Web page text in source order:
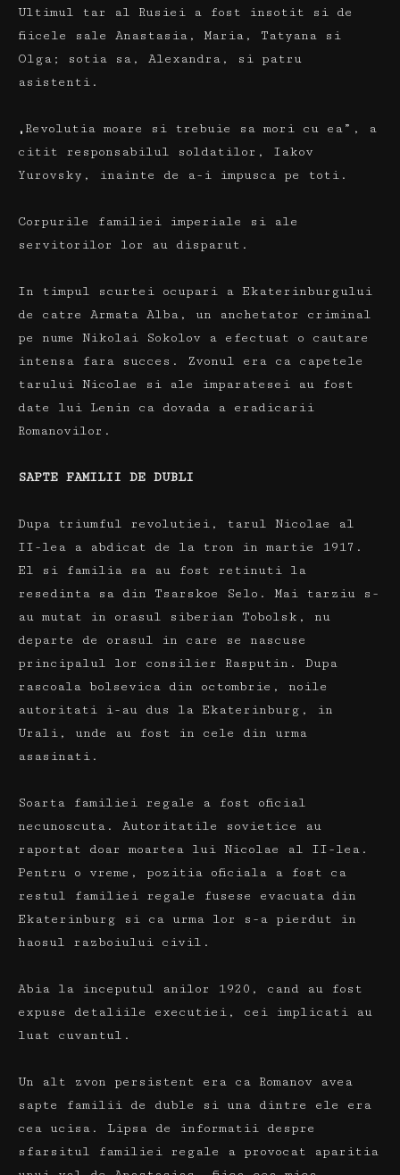
Ultimul tar al Rusiei a fost insotit si de
fiicele sale Anastasia, Maria, Tatyana si
Olga;
sotia sa, Alexandra, si patru
asistenti.
„Revolutia moare si trebuie sa mori cu ea”, a
citit responsabilul soldatilor, Iakov
Yurovsky, inainte de a-i impusca pe toti.
Corpurile familiei imperiale si ale
servitorilor lor au disparut.
In timpul scurtei ocupari a Ekaterinburgului
de catre Armata Alba, un anchetator criminal
pe nume Nikolai Sokolov a efectuat o cautare
intensa fara succes.
Zvonul era ca capetele
tarului Nicolae si ale imparatesei au fost
date lui Lenin ca dovada a eradicarii
Romanovilor.
SAPTE FAMILII DE DUBLI
Dupa triumful revolutiei, tarul Nicolae al
II-lea a abdicat de la tron ​​in martie 1917.
El si familia sa au fost retinuti la
resedinta sa din Tsarskoe Selo. Mai tarziu s-
au mutat in orasul siberian Tobolsk, nu
departe de orasul in care se nascuse
principalul lor consilier Rasputin. Dupa
rascoala bolsevica din octombrie, noile
autoritati i-au dus la Ekaterinburg, in
Urali, unde au fost in cele din urma
asasinati.
Soarta familiei regale a fost oficial
necunoscuta. Autoritatile sovietice au
raportat doar moartea lui Nicolae al II-lea.
Pentru o vreme, pozitia oficiala a fost ca
restul familiei regale fusese evacuata din
Ekaterinburg si ca urma lor s-a pierdut in
haosul razboiului civil.
Abia la inceputul anilor 1920, cand au fost
expuse detaliile executiei, cei implicati au
luat cuvantul.
Un alt zvon persistent era ca Romanov avea
sapte familii de duble si una dintre ele era
cea ucisa. Lipsa de informatii despre
sfarsitul familiei regale a provocat aparitia